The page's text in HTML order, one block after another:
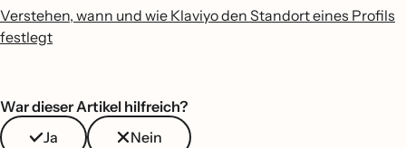
Verstehen, wann und wie Klaviyo den Standort eines Profils
festlegt
War dieser Artikel hilfreich?
Ja
Nein